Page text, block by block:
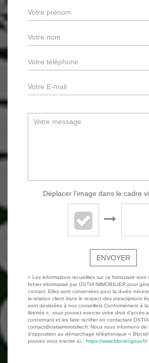
Déplacer l'image dans le cadre
ENVOYER
« Les informations recueillies sur ce formulaire sont
fichier informatisé par OSTIA IMMOBILIER pour
contact. Elles sont conservées pour la durée
la relation client dans le respect des prescriptions
sont destinées à nos conseillers Conformément à
libertés », vous pouvez exercer votre droit d'accès
concernant et les faire rectifier en contactant
contact@ostiaimmobilier.fr. Nous vous informons
d'opposition au démarchage téléphonique «
pouvez vous inscrire ici : https://www.bloctel.gouv.fr/